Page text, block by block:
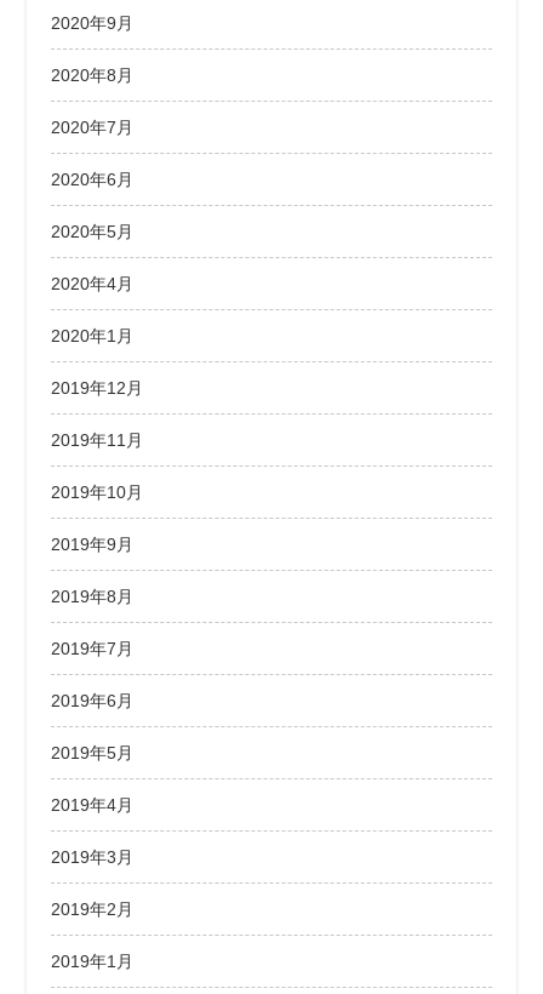
2020年9月
2020年8月
2020年7月
2020年6月
2020年5月
2020年4月
2020年1月
2019年12月
2019年11月
2019年10月
2019年9月
2019年8月
2019年7月
2019年6月
2019年5月
2019年4月
2019年3月
2019年2月
2019年1月